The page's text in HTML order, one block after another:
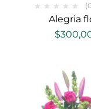
Alegria
$